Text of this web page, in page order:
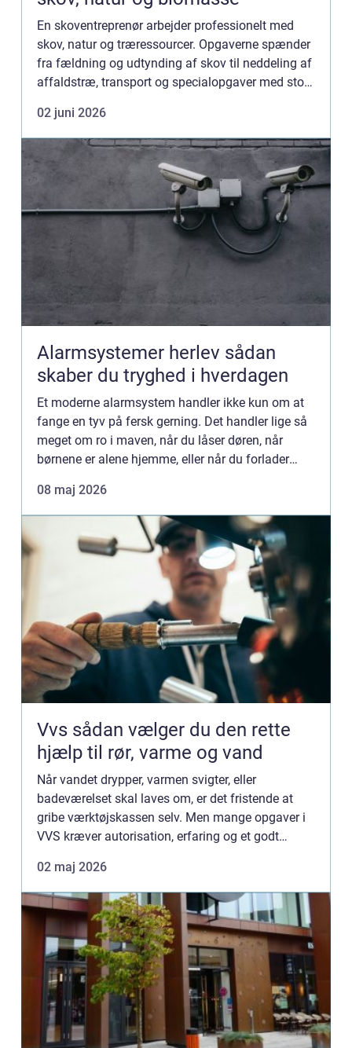
En skoventreprenør arbejder professionelt med
skov, natur og træressourcer. Opgaverne spænder
fra fældning og udtynding af skov til neddeling af
affaldstræ, transport og specialopgaver med store
02 juni 2026
Alarmsystemer herlev sådan
skaber du tryghed i hverdagen
Et moderne alarmsystem handler ikke kun om at
fange en tyv på fersk gerning. Det handler lige så
meget om ro i maven, når du låser døren, når
børnene er alene hjemme, eller når du forlader
vælger mange i...
08 maj 2026
Vvs sådan vælger du den rette
hjælp til rør, varme og vand
Når vandet drypper, varmen svigter, eller
badeværelset skal laves om, er det fristende at
gribe værktøjskassen selv. Men mange opgaver i
VVS kræver autorisation, erfaring og et godt
problemet her og ...
02 maj 2026